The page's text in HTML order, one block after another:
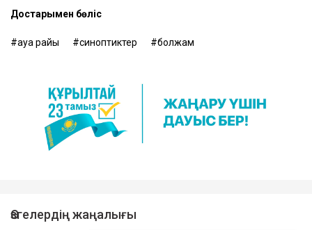
Достарыңмен бөліс
ауа райы синоптиктер болжам